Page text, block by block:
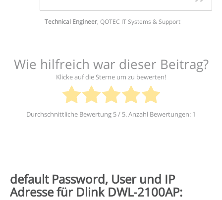
Technical Engineer, QOTEC IT Systems & Support
Wie hilfreich war dieser Beitrag?
Klicke auf die Sterne um zu bewerten!
Durchschnittliche Bewertung 5/ 5. Anzahl Bewertungen: 1
default Password, User und IP
Adresse für Dlink DWL-2100AP: